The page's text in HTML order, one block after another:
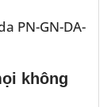
PN-GN-DA-
không